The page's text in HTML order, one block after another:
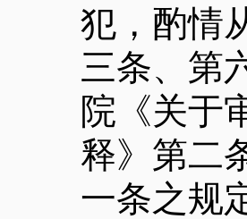
犯，酌情
三条、第
院《关于
释》第二
一条之规